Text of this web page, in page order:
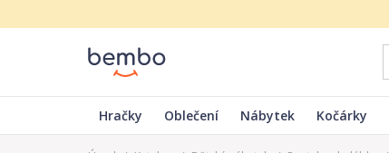
Hračky Oblečení Nábytek Kočárky